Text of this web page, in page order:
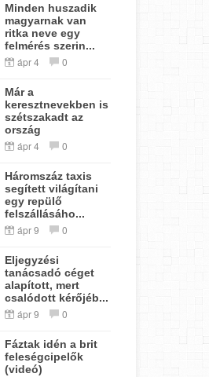
Minden huszadik
magyarnak van
ritka neve egy
felmérés szerin...
ápr 4 0
Már a
keresztnevekben is
szétszakadt az
ország
ápr 4 0
Háromszáz taxis
segített világítani
egy repülő
felszállásáho...
ápr 9 0
Eljegyzési
tanácsadó céget
alapított, mert
csalódott kérőjéb...
ápr 9 0
Fáztak idén a brit
feleségcipelők
(videó)